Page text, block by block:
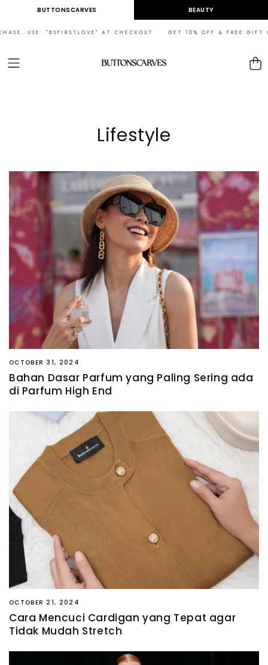
Skip toBUTTONSCARVES BEAUTY
"BSFIRSTLOVE" AT CHECKOUT GET 10% OFF & FREE GIFT ON
Cart
Lifestyle
OCTOBER 31, 2024
Bahan Dasar Parfum yang Paling Sering ada
di Parfum High End
OCTOBER 21, 2024
Cara Mencuci Cardigan yang Tepat agar
Tidak Mudah Stretch